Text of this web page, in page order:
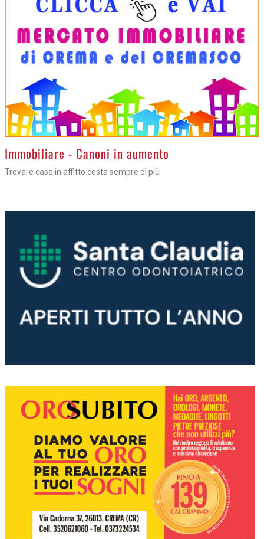
>Immobiliare - Canoni in aumento
Trovare casa in affitto costa sempre di più